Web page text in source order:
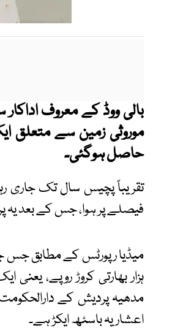
بالی ووڈ کے معروف
موروثی زمین سے متعلق
حاصل ہوگئی۔
تقریباً پچیس سال تک جاری
فیصلے پر ہوا، جس کے بعد یہ
میڈیا رپورٹس کے مطابق جس
ہزار بھارتی کروڑ روپے،
مدھیہ پردیش کے
اعشاریہ باسٹھ ایکڑ ہے۔